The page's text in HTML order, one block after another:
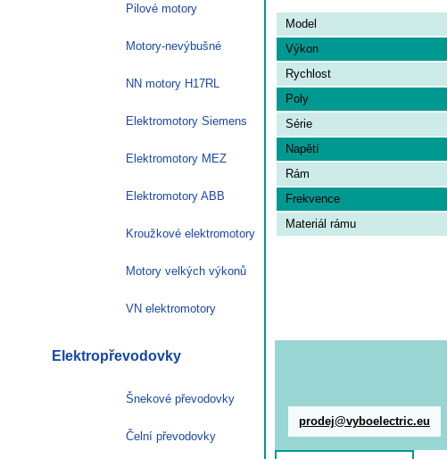
Model
Výkon
Rychlost
Poly
Série
Napětí
Rám
Frekvence
Materiál rámu
prodej@vyboelectric.eu
Pilové motory
Motory-nevýbušné
NN motory H17RL
Elektromotory Siemens
Elektromotory MEZ
Elektromotory ABB
Kroužkové elektromotory
Motory velkých výkonů
VN elektromotory
Elektropřevodovky
Šnekové převodovky
Čelní převodovky